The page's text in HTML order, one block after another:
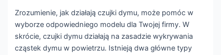
Zrozumienie, jak działają czujki dymu, może pomóc w
wyborze odpowiedniego modelu dla Twojej firmy. W
skrócie, czujki dymu działają na zasadzie wykrywania
cząstek dymu w powietrzu. Istnieją dwa główne typy